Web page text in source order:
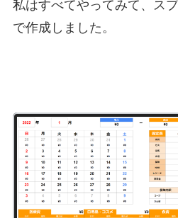
私はすべてやってみて、ス
で作成しました。